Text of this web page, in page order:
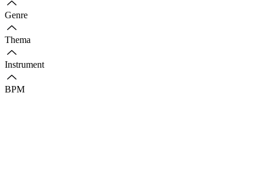
Genre
Thema
Instrument
BPM